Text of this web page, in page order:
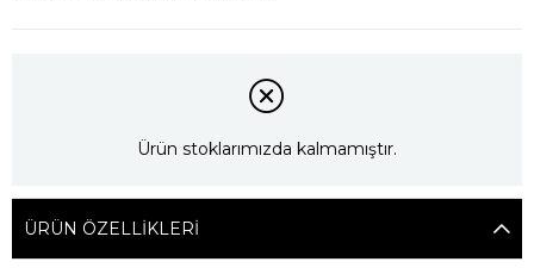
Ürün stoklarımızda kalmamıştır.
ÜRÜN ÖZELLIKLERI